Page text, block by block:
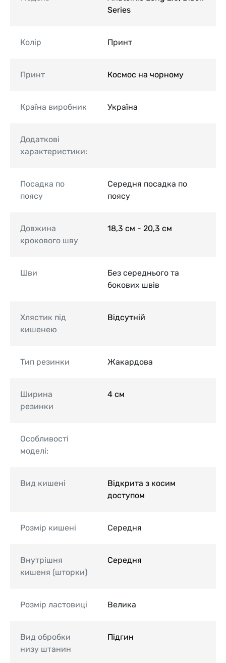
Series
Колір Принт
Принт Космос на чорному
Країна виробник Україна
Додаткові
характеристики:
Посадка по
поясу
Середня посадка по
поясу
Довжина
крокового шву
18,3 см - 20,3 см
Шви
Без середнього та
бокових швів
Хлястик під
кишенею
Відсутній
Тип резинки Жакардова
Ширина
резинки
4 см
Особливості
моделі:
Вид кишені
Відкрита з косим
доступом
Розмір кишені Середня
Внутрішня
кишеня (шторки)
Середня
Розмір ластовиці Велика
Вид обробки
низу штанин
Підгин